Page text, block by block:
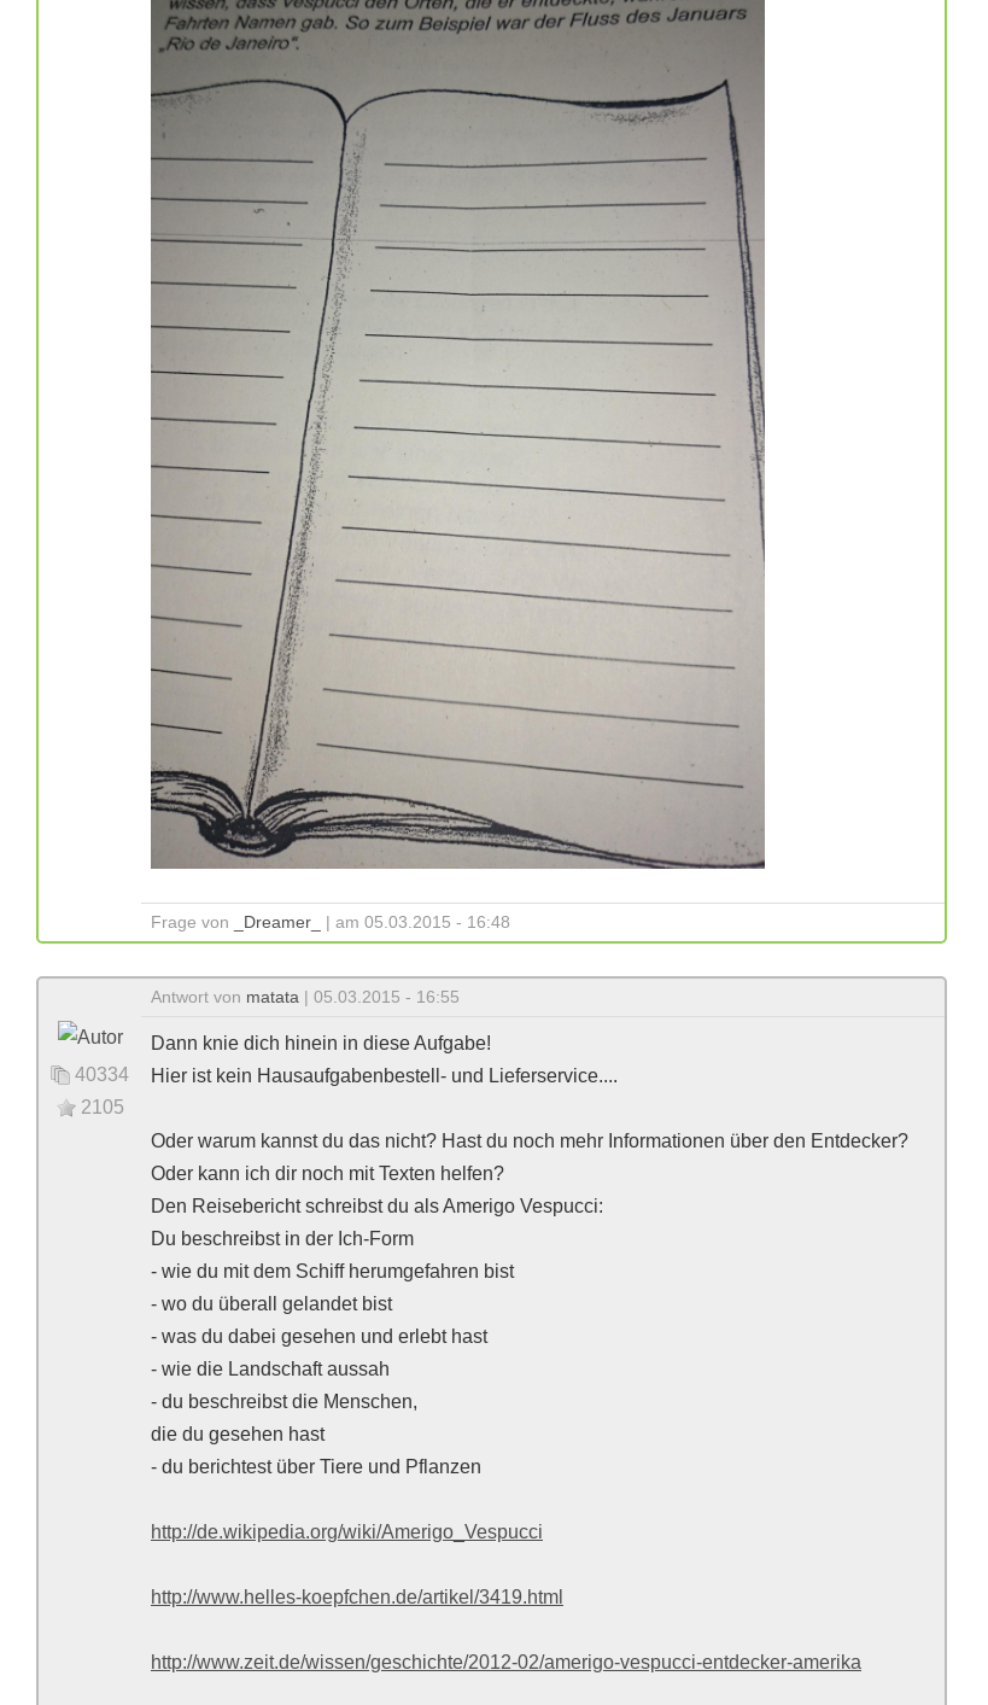
Frage von _Dreamer_ | am 05.03.2015 - 16:48
40334
2105
Antwort von matata | 05.03.2015 - 16:55
Dann knie dich hinein in diese Aufgabe!
Hier ist kein Hausaufgabenbestell- und Lieferservice....
Oder warum kannst du das nicht? Hast du noch mehr Informationen über den Entdecker?
Oder kann ich dir noch mit Texten helfen?
Den Reisebericht schreibst du als Amerigo Vespucci:
Du beschreibst in der Ich-Form
- wie du mit dem Schiff herumgefahren bist
- wo du überall gelandet bist
- was du dabei gesehen und erlebt hast
- wie die Landschaft aussah
- du beschreibst die Menschen,
die du gesehen hast
- du berichtest über Tiere und Pflanzen
http://de.wikipedia.org/wiki/Amerigo_Vespucci
http://www.helles-koepfchen.de/artikel/3419.html
http://www.zeit.de/wissen/geschichte/2012-02/amerigo-vespucci-entdecker-amerika